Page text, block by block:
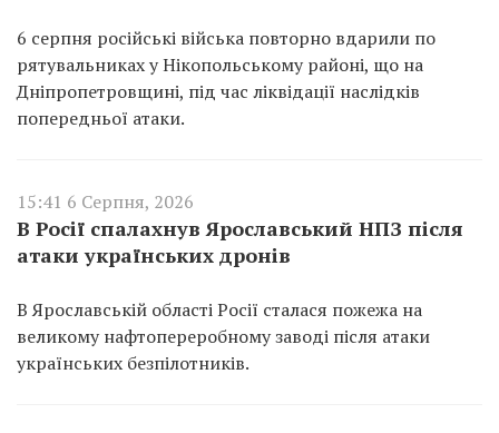
6 серпня російські війська повторно вдарили по
рятувальниках у Нікопольському районі, що на
Дніпропетровщині, під час ліквідації наслідків
попередньої атаки.
15:41 6 Серпня, 2026
В Росії спалахнув Ярославський НПЗ після
атаки українських дронів
В Ярославській області Росії сталася пожежа на
великому нафтопереробному заводі після атаки
українських безпілотників.